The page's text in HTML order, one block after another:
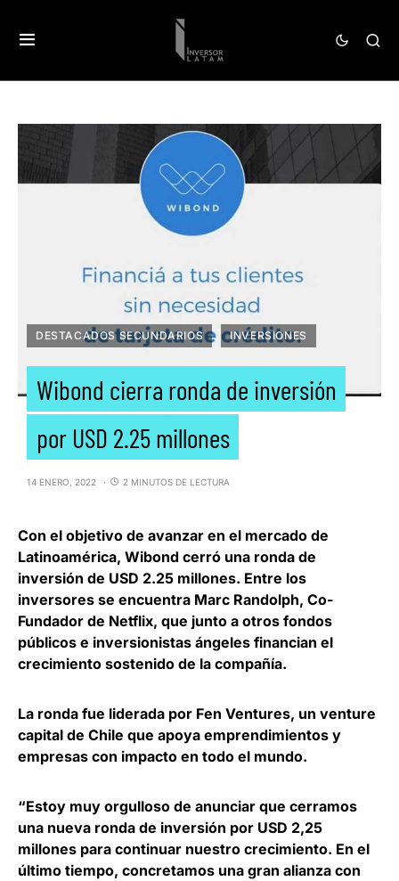
DESTACADOS SECUNDARIOS INVERSIONES
Wibond cierra ronda de inversión
por USD 2.25 millones
14 ENERO, 2022 2 MINUTOS DE LECTURA
Con el objetivo de avanzar en el mercado de
Latinoamérica, Wibond cerró una ronda de
inversión de USD 2.25 millones. Entre los
inversores se encuentra Marc Randolph, Co-
Fundador de Netflix, que junto a otros fondos
públicos e inversionistas ángeles financian el
crecimiento sostenido de la compañía.
La ronda fue liderada por Fen Ventures, un venture
capital de Chile que apoya emprendimientos y
empresas con impacto en todo el mundo.
“Estoy muy orgulloso de anunciar que cerramos
una nueva ronda de inversión por USD 2,25
millones para continuar nuestro crecimiento. En el
último tiempo, concretamos una gran alianza con